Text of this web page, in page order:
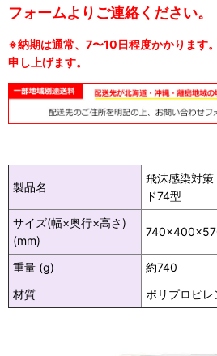
フォームよりご連絡ください。
※納期は通常、7〜10日程度かかります
申し上げます。
製品名
飛沫感染対策
ド74型
サイズ(幅×奥行×高さ)
(mm)
重量 (g)
約740
材質
ポリプロピレ